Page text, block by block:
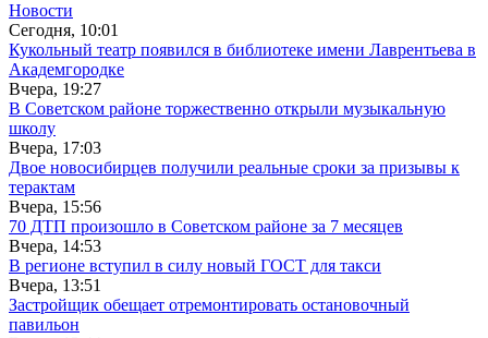
Новости
Сегодня, 10:01
Кукольный театр появился в библиотеке имени Лаврентьева в
Академгородке
Вчера, 19:27
В Советском районе торжественно открыли музыкальную
школу
Вчера, 17:03
Двое новосибирцев получили реальные сроки за призывы к
терактам
Вчера, 15:56
70 ДТП произошло в Советском районе за 7 месяцев
Вчера, 14:53
В регионе вступил в силу новый ГОСТ для такси
Вчера, 13:51
Застройщик обещает отремонтировать остановочный
павильон